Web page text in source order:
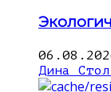
Дина